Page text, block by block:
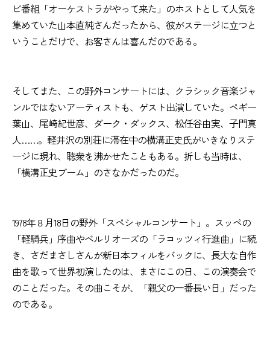
ビ番組「オーケストラがやって来た」のホストとして人気を
集めていた山本直純さんだったから、彼がステージに立つと
いうことだけで、お客さんは喜んだのである。
そしてまた、この野外コンサートには、クラシック音楽ジャ
ンルではないアーティストも、ゲスト出演していた。ペギー
葉山、尾崎紀世彦、ダーク・ダックス、松任谷由実、子門真
人……。軽井沢の別荘に滞在中の横溝正史氏がいきなりステ
ージに現れ、聴衆を沸かせたこともある。折しも当時は、
「横溝正史ブーム」のさなかだったのだ。
1978年８月18日の野外「スペシャルコンサート」。スッペの
「軽騎兵」序曲やベルリオーズの「ラコッツィ行進曲」に続
き、さだまさしさんが新日本フィルをバックに、長大な自作
曲を歌って世界初演したのは、まさにこの日、この演奏会で
のことだった。その曲こそが、「親父の一番長い日」だった
のである。